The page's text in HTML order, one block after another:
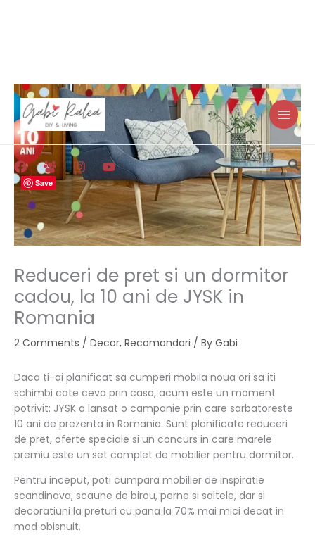
Skip
content
Reduceri de pret si un dormitor
cadou, la 10 ani de JYSK in
Romania
2 Comments / Decor, Recomandari / By Gabi
Daca ti-ai planificat sa cumperi mobila noua ori sa iti
schimbi cate ceva prin casa, acum este un moment
potrivit: JYSK a lansat o campanie prin care sarbatoreste
10 ani de prezenta in Romania. Sunt planificate reduceri
de pret, oferte speciale si un concurs in care marele
premiu este un set complet de mobilier pentru dormitor.
Pentru inceput, poti cumpara mobilier de inspiratie
scandinava, scaune de birou, perne si saltele, dar si
decoratiuni la preturi cu pana la 70% mai mici decat in
mod obisnuit.
Save